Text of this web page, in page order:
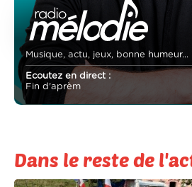
Musique, actu, jeux, bonne humeur...
Ecoutez en direct :
Fin d'aprèm
Dans le reste de